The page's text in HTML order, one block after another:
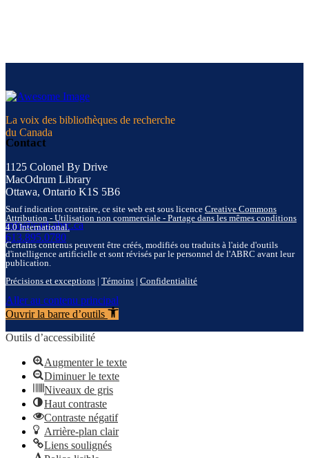
La voix des bibliothèques de recherche
du Canada
Contact
1125 Colonel By Drive
MacOdrum Library
Ottawa, Ontario K1S 5B6
info@carl-abrc.ca
613.895.0780
Sauf indication contraire, ce site web est sous licence Creative Commons
Attribution - Utilisation non commerciale - Partage dans les mêmes conditions
4.0 International.
Certains contenus peuvent être créés, modifiés ou traduits à l'aide d'outils
d'intelligence artificielle et sont révisés par le personnel de l'ABRC avant leur
publication.
Précisions et exceptions | Témoins | Confidentialité
Aller au contenu principal
Ouvrir la barre d’outils
Outils d’accessibilité
Augmenter le texte
Diminuer le texte
Niveaux de gris
Haut contraste
Contraste négatif
Arrière-plan clair
Liens soulignés